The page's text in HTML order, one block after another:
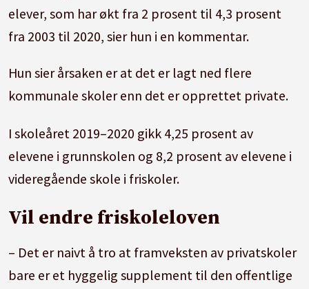
elever, som har økt fra 2 prosent til 4,3 prosent
fra 2003 til 2020, sier hun i en kommentar.
Hun sier årsaken er at det er lagt ned flere
kommunale skoler enn det er opprettet private.
I skoleåret 2019–2020 gikk 4,25 prosent av
elevene i grunnskolen og 8,2 prosent av elevene i
videregående skole i friskoler.
Vil endre friskoleloven
– Det er naivt å tro at framveksten av privatskoler
bare er et hyggelig supplement til den offentlige